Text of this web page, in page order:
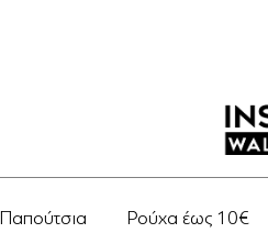
Παπούτσια Ρούχα έως 10€